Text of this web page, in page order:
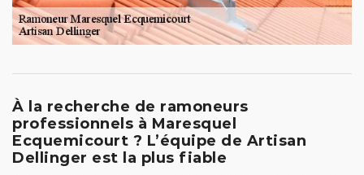
À la recherche de ramoneurs
professionnels à Maresquel
Ecquemicourt ? L’équipe de Artisan
Dellinger est la plus fiable